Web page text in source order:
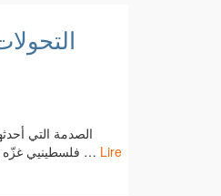
فلسطينيي غزّه وهي صدمة عودة دونالد ترمپ على رأس الولايات المتحدة الأميركيّة . والصدمة ليست من الصدام ولا علاقة … Lire